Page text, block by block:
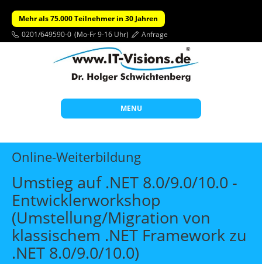
Mehr als 75.000 Teilnehmer in 30 Jahren
0201/649590-0 (Mo-Fr 9-16 Uhr) Anfrage
MENU
Start
Themen
Beratung
Individuelle Schulungen
Offene Seminare
Wissen
Online-Weiterbildung
Umstieg auf .NET 8.0/9.0/10.0 -
Entwicklerworkshop
(Umstellung/Migration von
klassischem .NET Framework zu
.NET 8.0/9.0/10.0)